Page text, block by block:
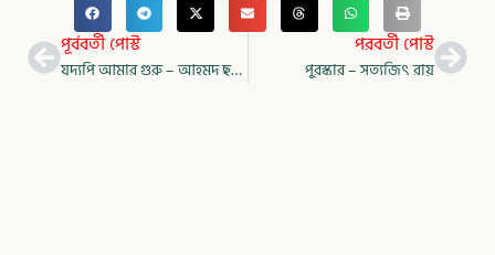
Prevপূর্ববর্তী পোস্ট
যদ্যপি আমার গুরু – আহমদ ছফা
পরবর্তী পোস্ট
পুরস্কার – সত্যজিৎ রায়